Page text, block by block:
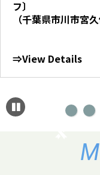
フ〕
（千葉県市川市宮久
⇒View Details